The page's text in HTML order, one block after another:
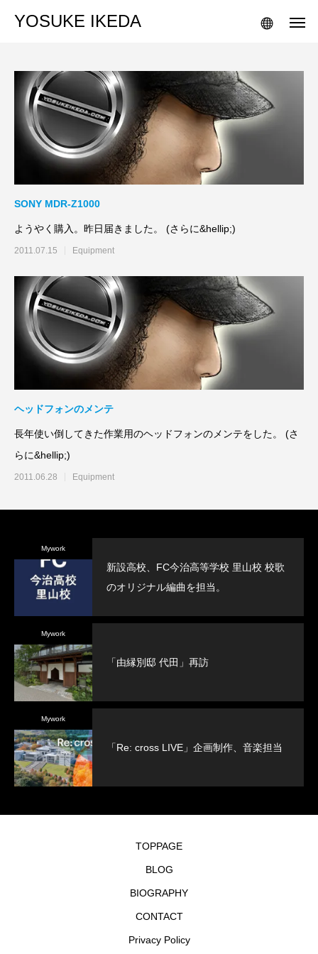
YOSUKE IKEDA
SONY MDR-Z1000
ようやく購入。昨日届きました。 (さらに&hellip;)
2011.07.15 Equipment
ヘッドフォンのメンテ
長年使い倒してきた作業用のヘッドフォンのメンテをした。 (さ
らに&hellip;)
2011.06.28 Equipment
Mywork
新設高校、FC今治高等学校 里山校 校歌
のオリジナル編曲を担当。
Mywork
「由縁別邸 代田」再訪
Mywork
「Re: cross LIVE」企画制作、音楽担当
TOPPAGE
BLOG
BIOGRAPHY
CONTACT
Privacy Policy